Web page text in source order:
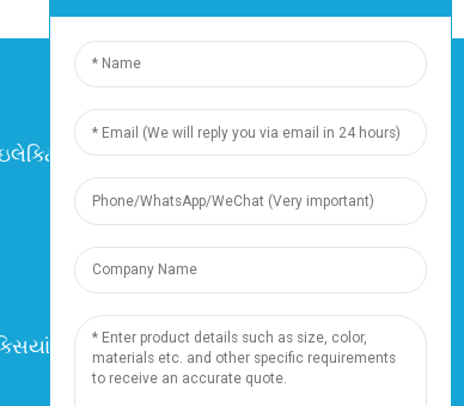
એન્ડ કેબલ કંપની લિમિટેડ.
સર્વાધિકાર સુરક્ષિત.
-સાઇટમેપ- Resource
સંસાધન
ટાઉન, 201802, શાંઘાઈ, ચીન
ટેલિફોન: +86 18019377761